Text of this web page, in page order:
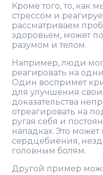
Кроме того, то, как
стрессом и
рассматриваем
здоровьем, может
разумом и телом.
Например, люди
реагировать на
Один воспримет
для улучшения
доказательства
отреагировать на
ругая себя и
нападках. Это
сердцебиения,
головным болям.
Другой пример